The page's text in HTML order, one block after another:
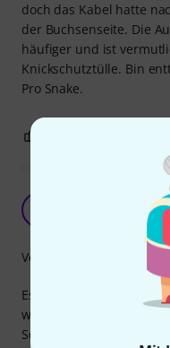
doch das Kabel hatte
der Buchsenseite. Die
häufiger und ist
Knickschutztülle. Bin
Pro Snake.
Bewährte
Es wickelt sich
wertigen und ordentlich
Schirmung scheint gut zu
Verarbeitung